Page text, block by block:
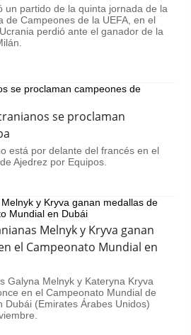
un partido de la quinta jornada de la
de Campeones de la UEFA, en el
perdió ante el ganador de la
se proclaman
está por delante del francés en el
Ajedrez por Equipos.
Melnyk y Kryva ganan
el Campeonato Mundial en
Galyna Melnyk y Kateryna Kryva
en el Campeonato Mundial de
Dubái (Emirates Árabes Unidos)